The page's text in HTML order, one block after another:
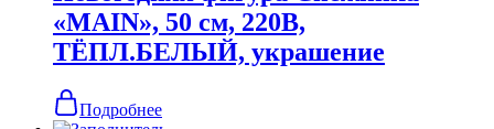
«MAIN», 50 см, 220В,
ТЁПЛ.БЕЛЫЙ, украшение
Подробнее